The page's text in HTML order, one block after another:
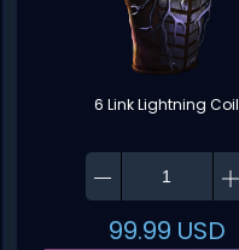
6 Link Lightning Coil
99.99 USD